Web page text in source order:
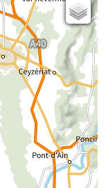
Parcellaire cadastral
Plan IGN
Photographies aériennes